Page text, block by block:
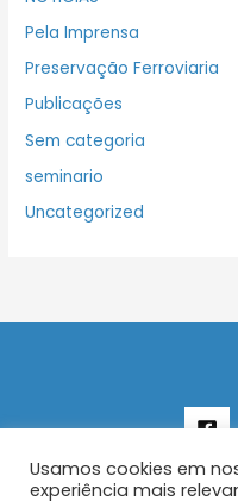
Pela Imprensa
Preservação Ferroviaria
Publicações
Sem categoria
seminario
Uncategorized
Usamos cookies em
experiência mais